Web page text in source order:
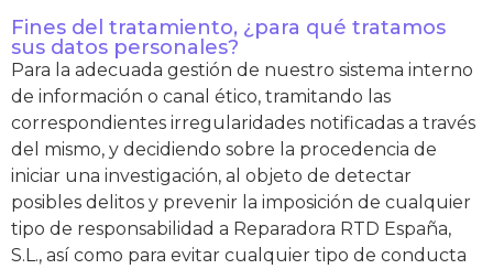
Fines del tratamiento, ¿para qué tratamos
sus datos personales?
Para la adecuada gestión de nuestro sistema interno
de información o canal ético, tramitando las
correspondientes irregularidades notificadas a través
del mismo, y decidiendo sobre la procedencia de
iniciar una investigación, al objeto de detectar
posibles delitos y prevenir la imposición de cualquier
tipo de responsabilidad a Reparadora RTD España,
S.L., así como para evitar cualquier tipo de conducta